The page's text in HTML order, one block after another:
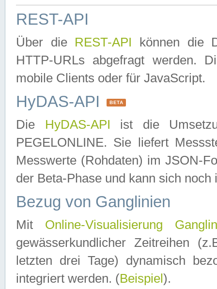
REST-API
Über die REST-API können die
HTTP-URLs abgefragt werden.
mobile Clients oder für JavaScript.
HyDAS-API BETA
Die HyDAS-API ist die
PEGELONLINE. Sie liefert
Messwerte (Rohdaten) im JSON-
der Beta-Phase und kann sich noch
Bezug von Ganglinien
Mit Online-Visualisierung
gewässerkundlicher Zeitreihen
letzten drei Tage) dynamisch
integriert werden. (Beispiel ).